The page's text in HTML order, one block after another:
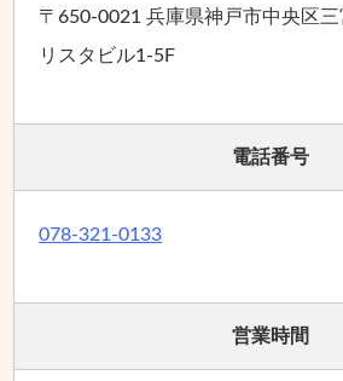
〒650-0021 兵庫県神戸市中央区
リスタビル1-5F
電話番号
078-321-0133
営業時間